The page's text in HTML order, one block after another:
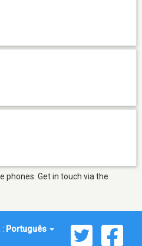
phones. Get in touch via the
: Português